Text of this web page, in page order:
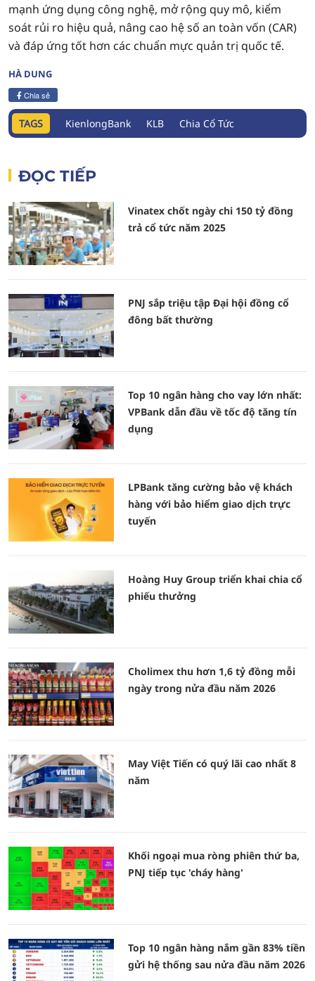
mạnh ứng dụng công nghệ, mở rộng quy mô, kiểm
soát rủi ro hiệu quả, nâng cao hệ số an toàn vốn (CAR)
và đáp ứng tốt hơn các chuẩn mực quản trị quốc tế.
HÀ DUNG
Chia sẻ
TAGS KienlongBank KLB Chia Cổ Tức
ĐỌC TIẾP
Vinatex chốt ngày chi 150 tỷ đồng
trả cổ tức năm 2025
PNJ sắp triệu tập Đại hội đồng cổ
đông bất thường
Top 10 ngân hàng cho vay lớn nhất:
VPBank dẫn đầu về tốc độ tăng tín
dụng
LPBank tăng cường bảo vệ khách
hàng với bảo hiểm giao dịch trực
tuyến
Hoàng Huy Group triển khai chia cổ
phiếu thưởng
Cholimex thu hơn 1,6 tỷ đồng mỗi
ngày trong nửa đầu năm 2026
May Việt Tiến có quý lãi cao nhất 8
năm
Khối ngoại mua ròng phiên thứ ba,
PNJ tiếp tục 'cháy hàng'
Top 10 ngân hàng nắm gần 83% tiền
gửi hệ thống sau nửa đầu năm 2026